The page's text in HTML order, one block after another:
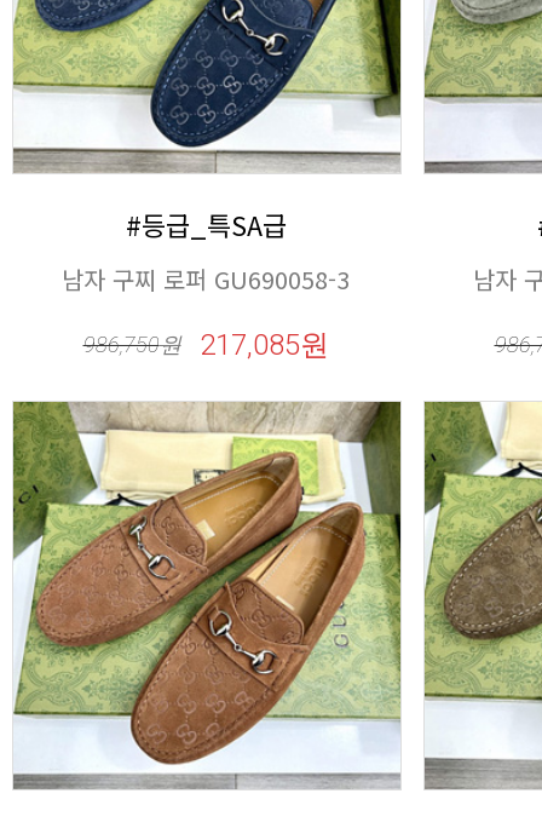
#등급_특SA급
남자 구찌 로퍼 GU690058-3
986,750원 217,085원
남자